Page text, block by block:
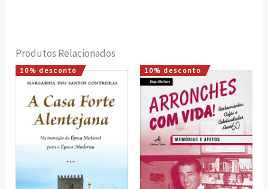
Produtos Relacionados
10% desconto
O
preço
original
era:
16,00 €.
O
preço
atual
é:
14,40 €.
10% desconto
O
preço
original
era:
12,00 €.
O
preço
atual
é:
10,80 €.